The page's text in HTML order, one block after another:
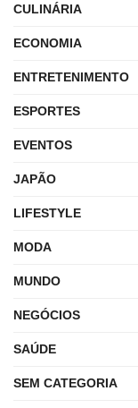
CULINÁRIA
ECONOMIA
ENTRETENIMENTO
ESPORTES
EVENTOS
JAPÃO
LIFESTYLE
MODA
MUNDO
NEGÓCIOS
SAÚDE
SEM CATEGORIA